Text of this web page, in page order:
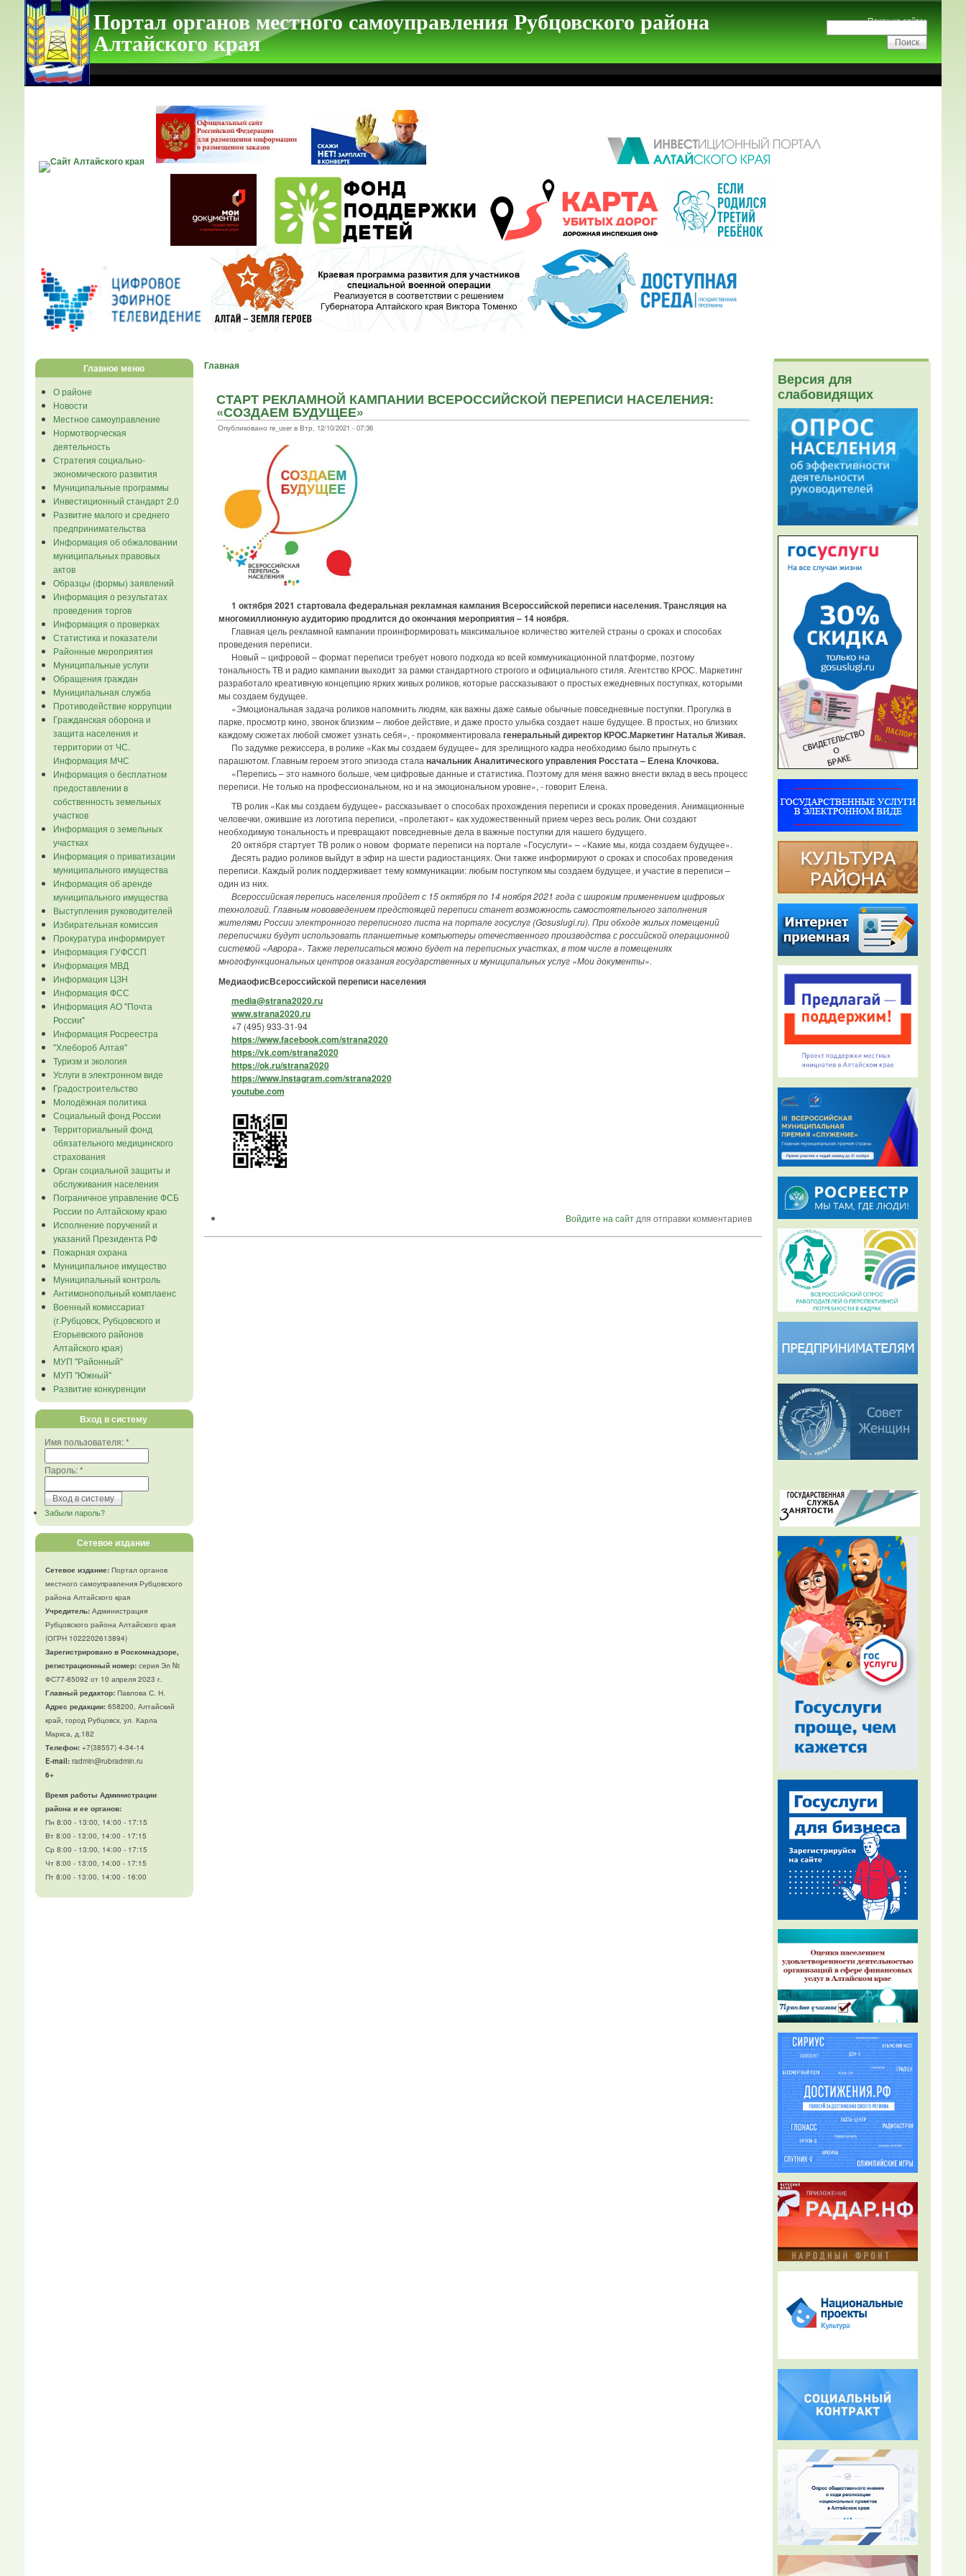
Портал органов местного самоуправления Рубцовского района
Алтайского края
Поиск на сайте:
Главное меню
О районе
Новости
Местное самоуправление
Нормотворческая
деятельность
Стратегия социально-
экономического развития
Муниципальные программы
Инвестиционный стандарт 2.0
Развитие малого и среднего
предпринимательства
Информация об обжаловании
муниципальных правовых
актов
Образцы (формы) заявлений
Информация о результатах
проведения торгов
Информация о проверках
Статистика и показатели
Районные мероприятия
Муниципальные услуги
Обращения граждан
Муниципальная служба
Противодействие коррупции
Гражданская оборона и
защита населения и
территории от ЧС.
Информация МЧС
Информация о бесплатном
предоставлении в
собственность земельных
участков
Информация о земельных
участках
Информация о приватизации
муниципального имущества
Информация об аренде
муниципального имущества
Выступления руководителей
Избирательная комиссия
Прокуратура информирует
Информация ГУФССП
Информация МВД
Информация ЦЗН
Информация ФСС
Информация АО "Почта
России"
Информация Росреестра
"Хлебороб Алтая"
Туризм и экология
Услуги в электронном виде
Градостроительство
Молодёжная политика
Социальный фонд России
Территориальный фонд
обязательного медицинского
страхования
Орган социальной защиты и
обслуживания населения
Пограничное управление ФСБ
России по Алтайскому краю
Исполнение поручений и
указаний Президента РФ
Пожарная охрана
Муниципальное имущество
Муниципальный контроль
Антимонопольный комплаенс
Военный комиссариат
(г.Рубцовск, Рубцовского и
Егорьевского районов
Алтайского края)
МУП "Районный"
МУП "Южный"
Развитие конкуренции
Вход в систему
Имя пользователя:*
Пароль:*
Забыли пароль?
Сетевое издание
Сетевое издание:Портал органов
местного самоуправления Рубцовского
района Алтайского края
Учредитель:Администрация
Рубцовского района Алтайского края
(ОГРН 1022202613894)
Зарегистрировано в Роскомнадзоре,
регистрационный номер:серия Эл №
ФС77-85092 от 10 апреля 2023 г.
Главный редактор:Павлова С. Н.
Адрес редакции:658200, Алтайский
край, город Рубцовск, ул. Карла
Маркса, д.182
Телефон:+7(38557) 4-34-14
E-mail:radmin@rubradmin.ru
6+
Время работы Администрации
района и ее органов:
Пн 8:00 - 13:00, 14:00 - 17:15
Вт 8:00 - 13:00, 14:00 - 17:15
Ср 8:00 - 13:00, 14:00 - 17:15
Чт 8:00 - 13:00, 14:00 - 17:15
Пт 8:00 - 13:00, 14:00 - 16:00
Главная
СТАРТ РЕКЛАМНОЙ КАМПАНИИ ВСЕРОССИЙСКОЙ ПЕРЕПИСИ НАСЕЛЕНИЯ:
«СОЗДАЕМ БУДУЩЕЕ»
Опубликовано re_user в Втр, 12/10/2021 - 07:36
1 октября 2021 стартовала федеральная рекламная кампания Всероссийской переписи населения. Трансляция на
многомиллионную аудиторию продлится до окончания мероприятия – 14 ноября.
Главная цель рекламной кампании проинформировать максимальное количество жителей страны о сроках и способах
проведения переписи.
Новый – цифровой – формат переписи требует нового подхода ко всей коммуникационной платформе, поэтому
тональность ТВ и радио кампании выходит за рамки стандартного строгого и официального стиля. Агентство КРОС. Маркетинг
разработало креативную концепцию ярких живых роликов, которые рассказывают о простых ежедневных поступках, которыми
мы создаем будущее.
«Эмоциональная задача роликов напомнить людям, как важны даже самые обычные повседневные поступки. Прогулка в
парке, просмотр кино, звонок близким – любое действие, и даже просто улыбка создает наше будущее. В простых, но близких
каждому сюжетах любой сможет узнать себя», - прокомментировала генеральный директор КРОС.Маркетинг Наталья Живая.
По задумке режиссера, в ролике «Как мы создаем будущее» для зрелищного кадра необходимо было прыгнуть с
парашютом. Главным героем этого эпизода стала начальник Аналитического управления Росстата – Елена Клочкова.
«Перепись – это намного больше, чем цифровые данные и статистика. Поэтому для меня важно внести вклад в весь процесс
переписи. Не только на профессиональном, но и на эмоциональном уровне», - говорит Елена.
ТВ ролик «Как мы создаем будущее» рассказывает о способах прохождения переписи и сроках проведения. Анимационные
человечки, ожившие из логотипа переписи, «пролетают» как художественный прием через весь ролик. Они создают
необходимую тональность и превращают повседневные дела в важные поступки для нашего будущего.
20 октября стартует ТВ ролик о новом формате переписи на портале «Госуслуги» – «Какие мы, когда создаем будущее».
Десять радио роликов выйдут в эфир на шести радиостанциях. Они также информируют о сроках и способах проведения
переписи. Каждый ролик поддерживает тему коммуникации: любым поступком мы создаем будущее, и участие в переписи –
один из них.
Всероссийская перепись населения пройдет с 15 октября по 14 ноября 2021 года с широким применением цифровых
технологий. Главным нововведением предстоящей переписи станет возможность самостоятельного заполнения
жителями России электронного переписного листа на портале госуслуг (Gosuslugi.ru). При обходе жилых помещений
переписчики будут использовать планшетные компьютеры отечественного производства с российской операционной
системой «Аврора». Также переписаться можно будет на переписных участках, в том числе в помещениях
многофункциональных центров оказания государственных и муниципальных услуг «Мои документы».
МедиаофисВсероссийской переписи населения
media@strana2020.ru
www.strana2020.ru
+7 (495) 933-31-94
https://www.facebook.com/strana2020
https://vk.com/strana2020
https://ok.ru/strana2020
https://www.instagram.com/strana2020
youtube.com
Войдите на сайтдля отправки комментариев
Версия для
слабовидящих